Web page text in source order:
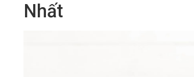
Nhất